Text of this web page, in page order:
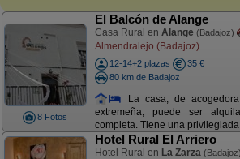
8 Fotos
El Balcón de Alange
Casa Rural en Alange (Badajoz)
Almendralejo (Badajoz)
12-14+2 plazas
35 €
80 km de Badajoz
La casa, de
extremeña, puede ser
completa. Tiene una
Hotel Rural El Arriero
Hotel Rural en La Zarza (Badajoz)